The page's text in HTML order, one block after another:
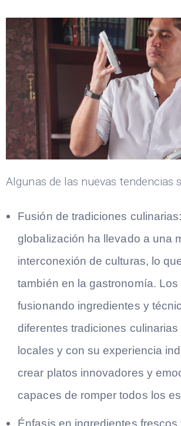
Algunas de las nuevas tendencias
Fusión de tradiciones
globalización ha llevado a una
interconexión de culturas, lo
también en la gastronomía.
fusionando ingredientes y
diferentes tradiciones
locales y con su experiencia
crear platos innovadores y
capaces de romper todos los
Énfasis en ingredientes frescos